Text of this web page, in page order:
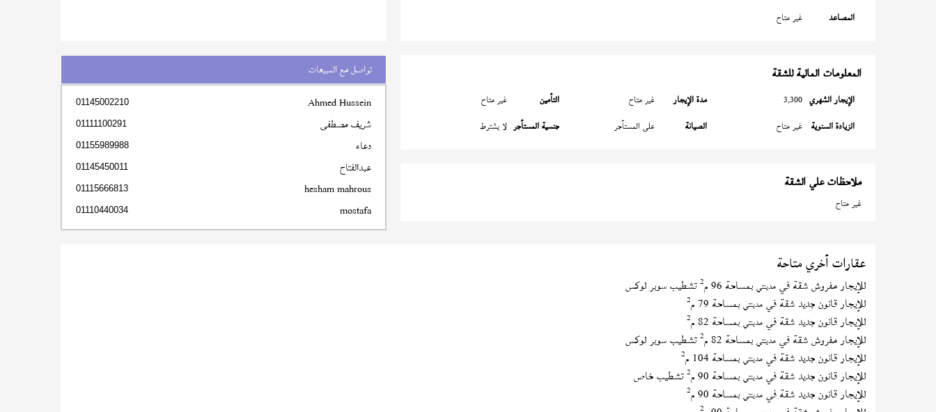
المصاعد
غير متاح
المعلومات المالية للشقة
الإيجار الشهري 3,300 مدة الإيجار غير متاح التأمين
غير متاح
الزيادة السنوية غير متاح الصيانة على المستأجر جنسية المستأجر لا يشترط
ملاحظات علي الشقة
غير متاح
تواصل مع المبيعات
Ahmed Hussein
01145002210
شريف مصطفى 01111100291
دعاء 01155989988
عبدالفتاح 01145450011
hesham mahrous
01115666813
mostafa
01110440034
عقارات أخري متاحة
للإيجار مفروش شقة في مدينتي بمساحة 96 م 2تشطيب سوبر لوكس
للإيجار قانون جديد شقة في مدينتي بمساحة 79 م 2
للإيجار قانون جديد شقة في مدينتي بمساحة 82 م 2
للإيجار مفروش شقة في مدينتي بمساحة 82 م 2تشطيب سوبر لوكس
للإيجار قانون جديد شقة في مدينتي بمساحة 104 م 2
للإيجار قانون جديد شقة في مدينتي بمساحة 90 م 2تشطيب خاص
للإيجار قانون جديد شقة في مدينتي بمساحة 90 م 2
2